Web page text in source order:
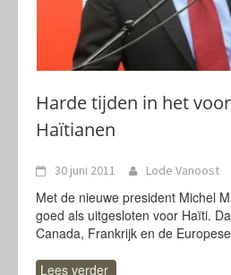
Harde tijden in het
Haïtianen
30 juni 2011 Lode Vanoost
Met de nieuwe president Michel
goed als uitgesloten voor Haïti.
Canada, Frankrijk en de Europese
Lees verder